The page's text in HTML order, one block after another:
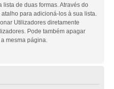
de duas formas. Através do
para adicioná-los à sua lista.
Utilizadores diretamente
Pode também apagar
mesma página.